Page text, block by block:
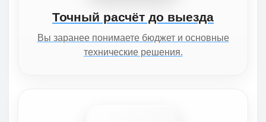
Точный расчёт до выезда
Вы заранее понимаете бюджет и основные
технические решения.